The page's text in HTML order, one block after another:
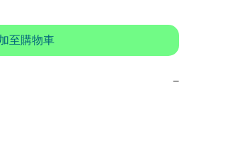
至購物車
−